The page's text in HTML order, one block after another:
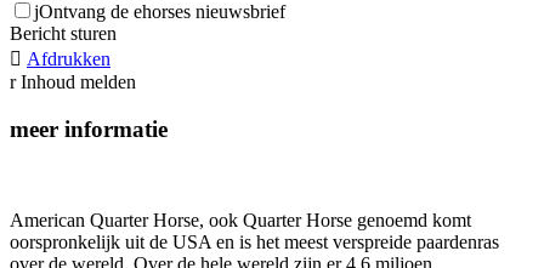
jOntvang de ehorses nieuwsbrief
Bericht sturen
 Afdrukken
r Inhoud melden
meer informatie
American Quarter Horse, ook Quarter Horse genoemd komt
oorspronkelijk uit de USA en is het meest verspreide paardenras
over de wereld. Over de hele wereld zijn er 4.6 miljoen